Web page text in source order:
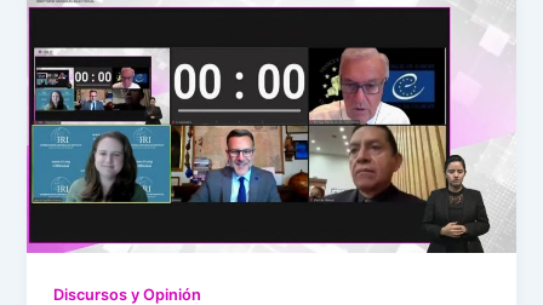
Discursos y Opinión